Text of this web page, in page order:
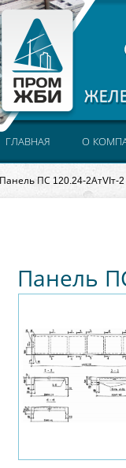
Панель ПС 120.24-2АтVIт-
ГЛАВНАЯ О
Панель